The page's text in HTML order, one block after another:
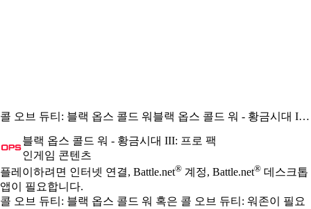
콜 오브 듀티: 블랙 옵스 콜드 워 블랙 옵스 콜드 워 - 황금시대 III: 프로 팩
블랙 옵스 콜드 워 - 황금시대 III: 프로 팩
인게임 콘텐츠
가격
Available actions
플레이하려면 인터넷 연결, Battle.net® 계정, Battle.net® 데스크톱
앱이 필요합니다.
콜 오브 듀티: 블랙 옵스 콜드 워 혹은 콜 오브 듀티: 워존이 필요